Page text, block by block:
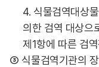
4. 식물검역대상
의한 검역 대상으
제1항에 따른 검
③ 식물검역기관의